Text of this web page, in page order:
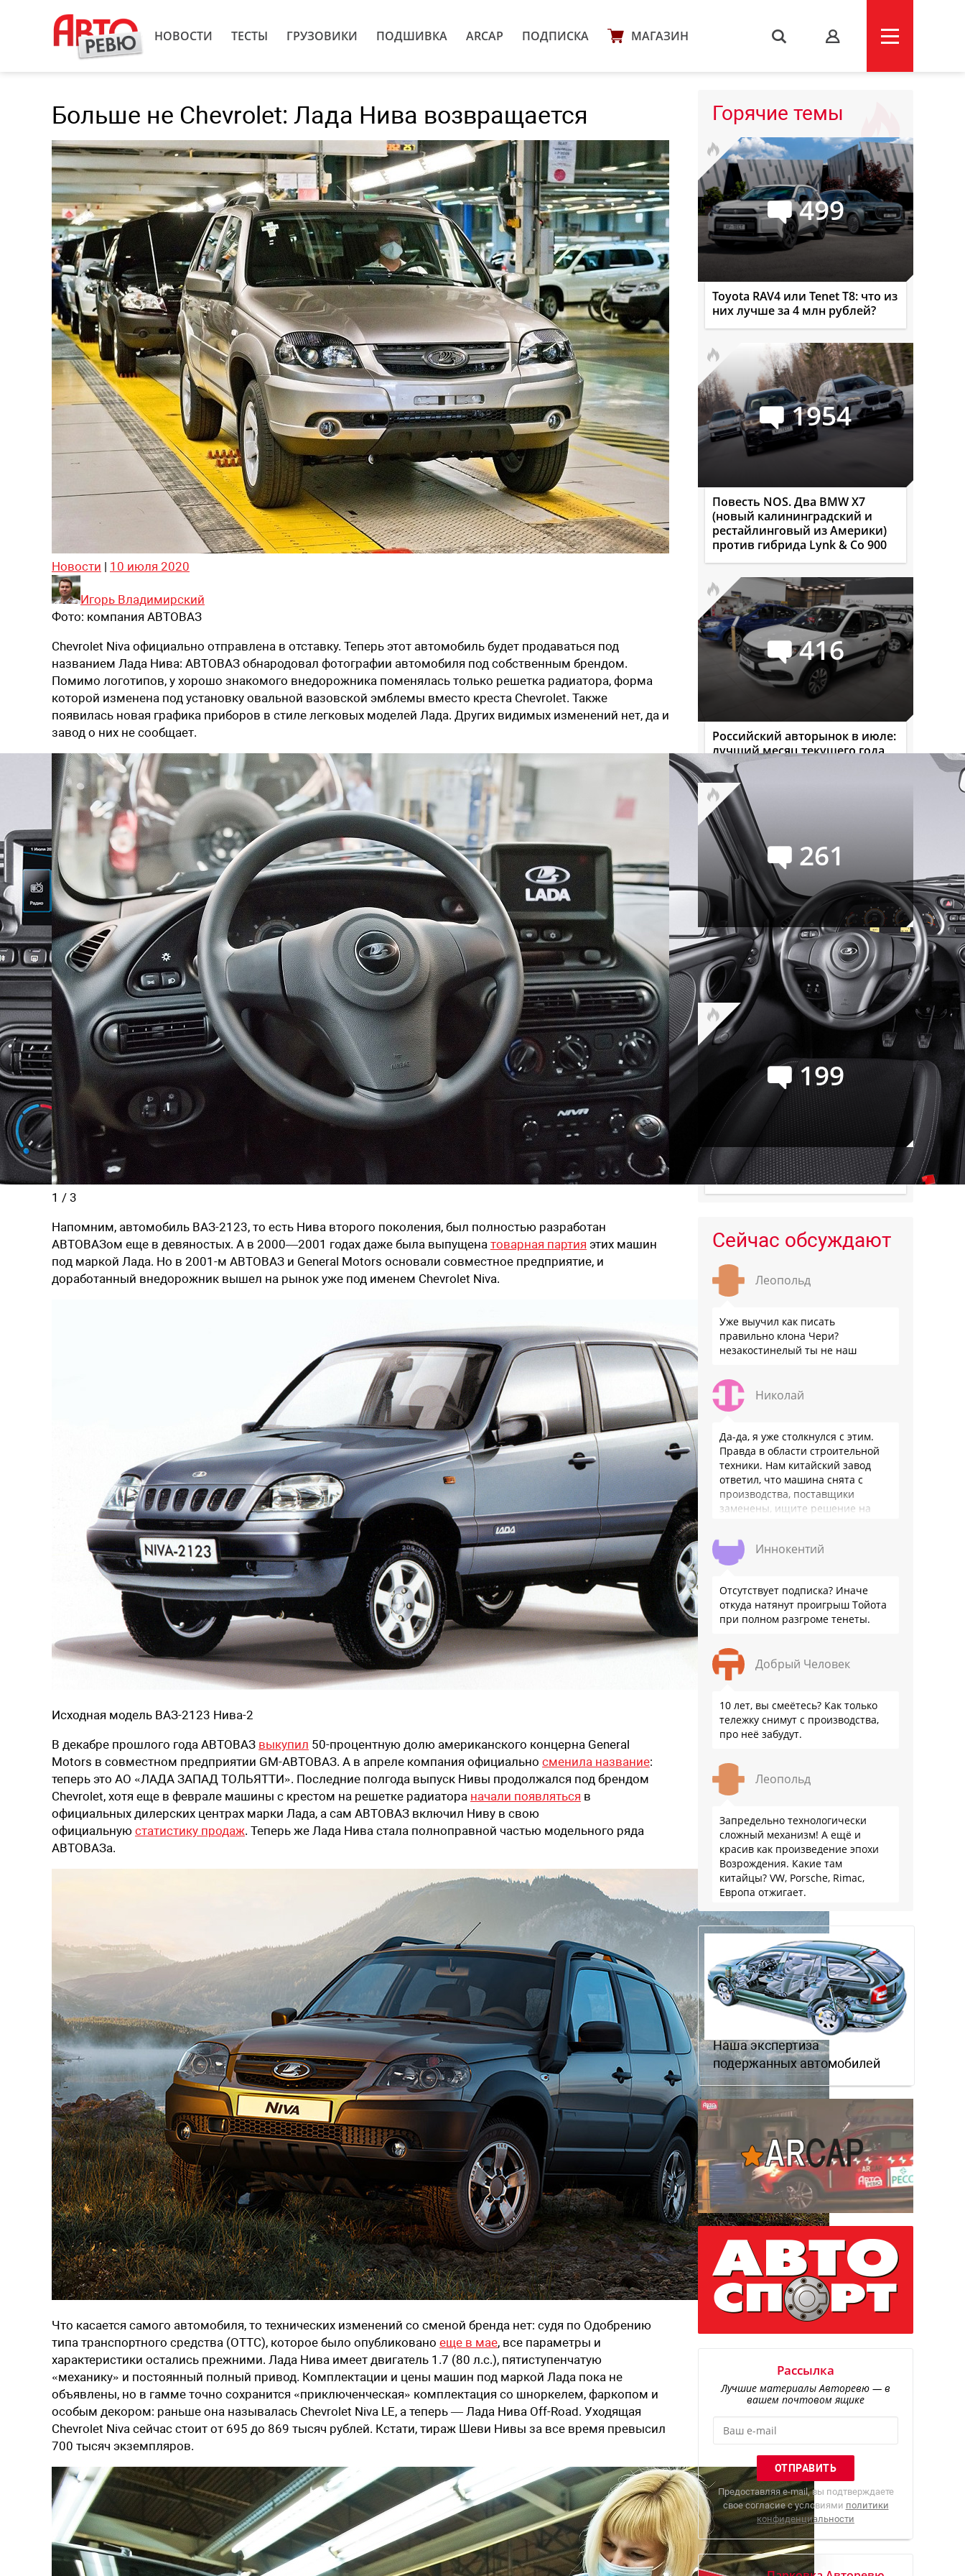
НОВОСТИ ТЕСТЫ ГРУЗОВИКИ ПОДШИВКА ARCAP ПОДПИСКА МАГАЗИН s
Больше не Chevrolet: Лада Нива возвращается
Новости | 10 июля 2020
Игорь Владимирский
Фото: компания АВТОВАЗ
Chevrolet Niva официально отправлена в отставку. Теперь этот автомобиль будет продаваться под
названием Лада Нива: АВТОВАЗ обнародовал фотографии автомобиля под собственным брендом.
Помимо логотипов, у хорошо знакомого внедорожника поменялась только решетка радиатора, форма
которой изменена под установку овальной вазовской эмблемы вместо креста Chevrolet. Также
появилась новая графика приборов в стиле легковых моделей Лада. Других видимых изменений нет, да и
завод о них не сообщает.
1 / 3
Напомним, автомобиль ВАЗ-2123, то есть Нива второго поколения, был полностью разработан
АВТОВАЗом еще в девяностых. А в 2000—2001 годах даже была выпущена товарная партия этих машин
под маркой Лада. Но в 2001-м АВТОВАЗ и General Motors основали совместное предприятие, и
доработанный внедорожник вышел на рынок уже под именем Chevrolet Niva.
Исходная модель ВАЗ-2123 Нива-2
В декабре прошлого года АВТОВАЗ выкупил 50-процентную долю американского концерна General
Motors в совместном предприятии GM-АВТОВАЗ. А в апреле компания официально сменила название:
теперь это АО «ЛАДА ЗАПАД ТОЛЬЯТТИ». Последние полгода выпуск Нивы продолжался под брендом
Chevrolet, хотя еще в феврале машины с крестом на решетке радиатора начали появляться в
официальных дилерских центрах марки Лада, а сам АВТОВАЗ включил Ниву в свою
официальную статистику продаж. Теперь же Лада Нива стала полноправной частью модельного ряда
АВТОВАЗа.
Что касается самого автомобиля, то технических изменений со сменой бренда нет: судя по Одобрению
типа транспортного средства (ОТТС), которое было опубликовано еще в мае, все параметры и
характеристики остались прежними. Лада Нива имеет двигатель 1.7 (80 л.с.), пятиступенчатую
«механику» и постоянный полный привод. Комплектации и цены машин под маркой Лада пока не
объявлены, но в гамме точно сохранится «приключенческая» комплектация со шноркелем, фаркопом и
особым декором: раньше она называлась Chevrolet Niva LE, а теперь — Лада Нива Off-Road. Уходящая
Chevrolet Niva сейчас стоит от 695 до 869 тысяч рублей. Кстати, тираж Шеви Нивы за все время превысил
700 тысяч экземпляров.
Горячие темы
499
Toyota RAV4 или Tenet T8: что из
них лучше за 4 млн рублей?
1954
Повесть NOS. Два BMW X7
(новый калининградский и
рестайлинговый из Америки)
против гибрида Lynk & Co 900
416
Российский авторынок в июле:
лучший месяц текущего года
261
Семейство УАЗ СГР
официально переименовано в
Буханку
199
Audi Q9: самый большой и
роскошный кроссовер марки
Сейчас обсуждают
Леопольд
Уже выучил как писать
правильно клона Чери?
незакостинелый ты не наш
Николай
Да-да, я уже столкнулся с этим.
Правда в области строительной
техники. Нам китайский завод
ответил, что машина снята с
производства, поставщики
заменены, ищите решение на
официальном бланке …
Иннокентий
Отсутствует подписка? Иначе
откуда натянут проигрыш Тойота
при полном разгроме тенеты.
Добрый Человек
10 лет, вы смеётесь? Как только
тележку снимут с производства,
про неё забудут.
Леопольд
Запредельно технологически
сложный механизм! А ещё и
красив как произведение эпохи
Возрождения. Какие там
китайцы? VW, Porsche, Rimac,
Европа отжигает.
Наша экспертиза
подержанных автомобилей
Рассылка
Лучшие материалы Авторевю — в
вашем почтовом ящике
Предоставляя e-mail, вы подтверждаете
свое согласие с условиями политики
конфиденциальности